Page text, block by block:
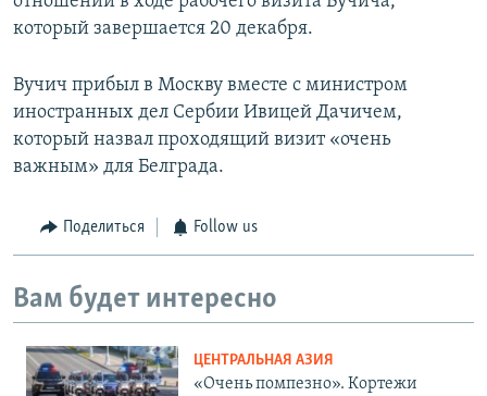
который завершается 20 декабря.
Вучич прибыл в Москву вместе с министром
иностранных дел Сербии Ивицей Дачичем,
который назвал проходящий визит «очень
важным» для Белграда.
Поделиться Follow us
Вам будет интересно
ЦЕНТРАЛЬНАЯ АЗИЯ
«Очень помпезно». Кортежи